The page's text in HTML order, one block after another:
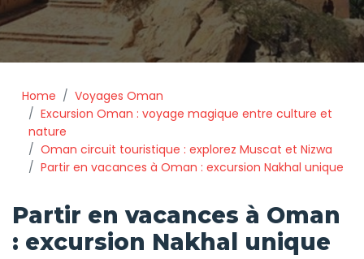
Home
Voyages Oman
Excursion Oman : voyage magique entre culture et
nature
Oman circuit touristique : explorez Muscat et Nizwa
Partir en vacances à Oman : excursion Nakhal unique
Partir en vacances à Oman
: excursion Nakhal unique